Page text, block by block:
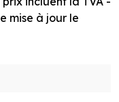
mise à jour le